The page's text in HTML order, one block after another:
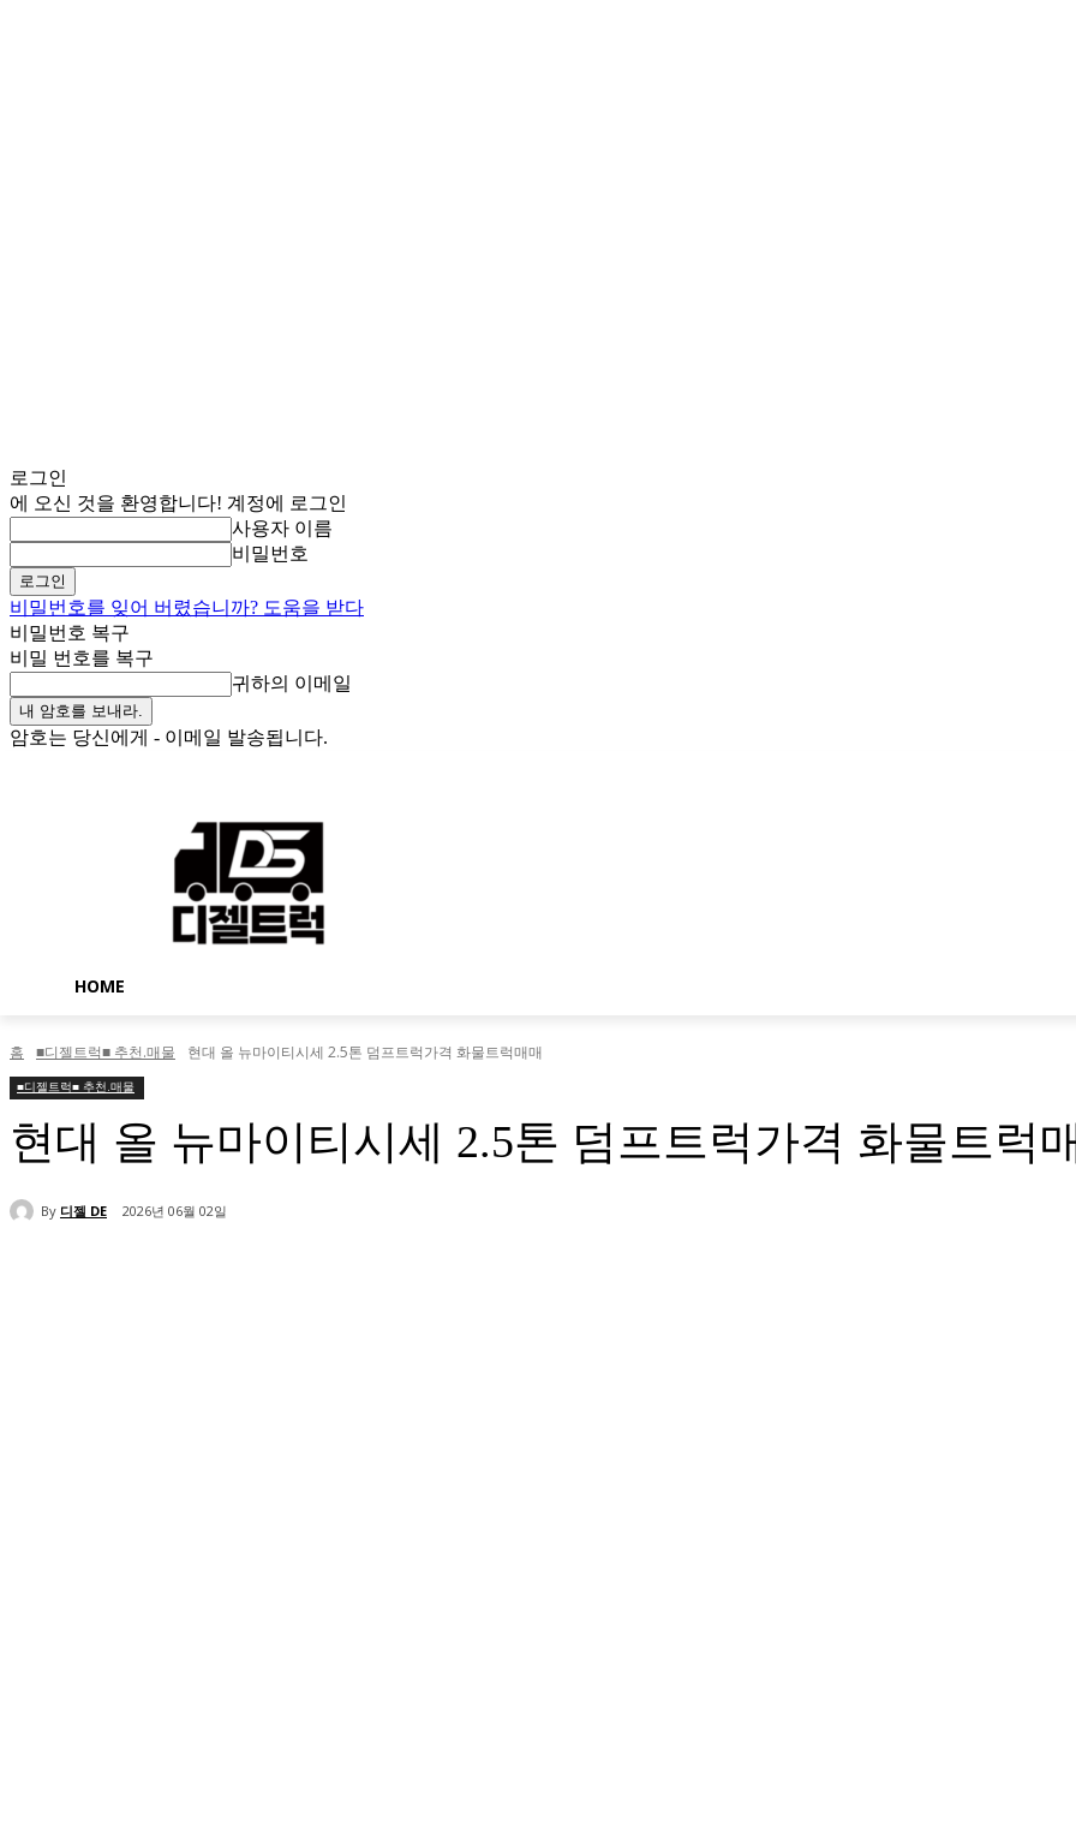
로그인
에 오신 것을 환영합니다! 계정에 로그인
사용자 이름
비밀번호
비밀번호를 잊어 버렸습니까? 도움을 받다
비밀번호 복구
비밀 번호를 복구
귀하의 이메일
암호는 당신에게 - 이메일 발송됩니다.
HOME
홈 ■디젤트럭■ 추천.매물 현대 올 뉴마이티시세 2.5톤 덤프트럭가격 화물트럭매매
■디젤트럭■ 추천.매물
현대 올 뉴마이티시세 2.5톤 덤프트럭가격 화물트럭
By 디젤 DE 2026년 06월 02일